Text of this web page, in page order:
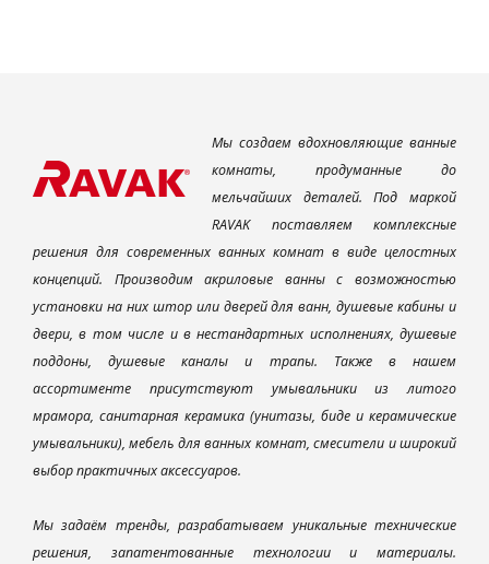
Мы создаем вдохновляющие ванные
комнаты, продуманные до
мельчайших деталей. Под маркой
RAVAK поставляем комплексные
решения для современных ванных комнат в виде целостных
концепций. Производим акриловые ванны с возможностью
установки на них штор или дверей для ванн, душевые кабины и
двери, в том числе и в нестандартных исполнениях, душевые
поддоны, душевые каналы и трапы. Также в нашем
ассортименте присутствуют умывальники из литого
мрамора, санитарная керамика (унитазы, биде и керамические
умывальники), мебель для ванных комнат, смесители и широкий
выбор практичных аксессуаров.
Мы задаём тренды, разрабатываем уникальные технические
решения, запатентованные технологии и материалы.